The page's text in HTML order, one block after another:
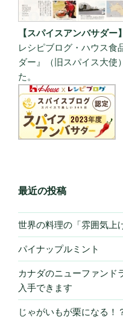
【スパイスアンバサダー
レシピブログ・ハウス食
ダー』（旧スパイス大使
た。
最近の投稿
世界の料理の「雰囲気上
パイナップルミント
カナダのニューファンド
入手できます
じゃがいもが栗になる！